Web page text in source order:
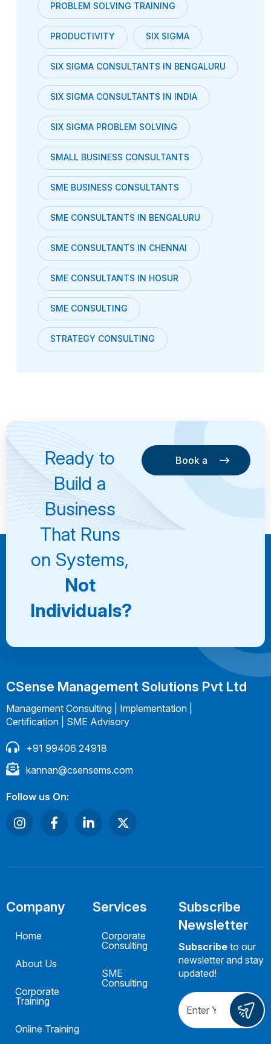
PROBLEM SOLVING TRAINING
PRODUCTIVITY SIX SIGMA
SIX SIGMA CONSULTANTS IN BENGALURU
SIX SIGMA CONSULTANTS IN INDIA
SIX SIGMA PROBLEM SOLVING
SMALL BUSINESS CONSULTANTS
SME BUSINESS CONSULTANTS
SME CONSULTANTS IN BENGALURU
SME CONSULTANTS IN CHENNAI
SME CONSULTANTS IN HOSUR
SME CONSULTING
STRATEGY CONSULTING
Ready to
Build a
Business
That Runs
on Systems,
Not
Individuals?
Book a
Consultation
Book a
CSense Management Solutions Pvt Ltd
Management Consulting | Implementation |
Certification | SME Advisory
+91 99406 24918
kannan@csensems.com
Follow us On:
Company
Home
About Us
Corporate
Training
Online Training
Services
Corporate
Consulting
SME
Consulting
Subscribe
Newsletter
Subscribe to our
newsletter and stay
updated!